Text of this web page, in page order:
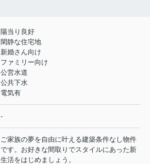
陽当り良好
閑静な住宅地
新婚さん向け
ファミリー向け
公営水道
公共下水
電気有
-
ご家族の夢を自由に叶える建築条件なし物件
です。お好きな間取りでスタイルにあった新
生活をはじめましょう。